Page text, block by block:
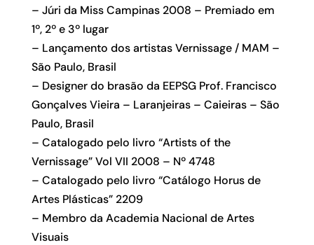
– Júri da Miss Campinas 2008 – Premiado em
1º, 2º e 3º lugar
– Lançamento dos artistas Vernissage / MAM –
São Paulo, Brasil
– Designer do brasão da EEPSG Prof. Francisco
Gonçalves Vieira – Laranjeiras – Caieiras – São
Paulo, Brasil
– Catalogado pelo livro “Artists of the
Vernissage” Vol VII 2008 – Nº 4748
– Catalogado pelo livro “Catálogo Horus de
Artes Plásticas” 2209
– Membro da Academia Nacional de Artes
Visuais